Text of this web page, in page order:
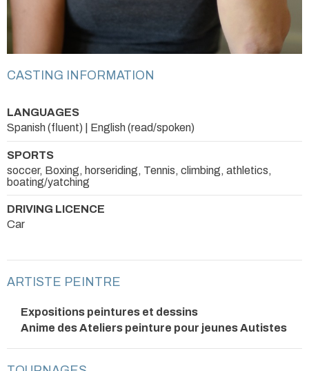
CASTING INFORMATION
LANGUAGES
Spanish (fluent) | English (read/spoken)
SPORTS
soccer, Boxing, horseriding, Tennis, climbing, athletics,
boating/yatching
DRIVING LICENCE
Car
ARTISTE PEINTRE
Expositions peintures et dessins
Anime des Ateliers peinture pour jeunes Autistes